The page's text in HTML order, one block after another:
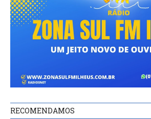
RECOMENDAMOS